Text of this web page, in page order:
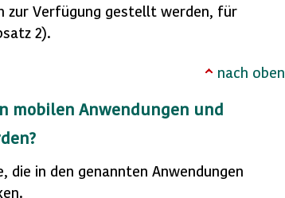
zur Verfügung gestellt werden, für
2).
nach oben
mobilen Anwendungen und
in den genannten Anwendungen